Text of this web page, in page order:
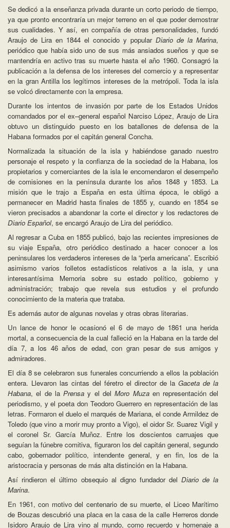
Se dedicó a la enseñanza privada durante un corto periodo de tiempo,
ya que pronto encontraría un mejor terreno en el que poder demostrar
sus cualidades. Y así, en compañía de otras personalidades, fundó
Araujo de Lira en 1844 el conocido y popularDiario de la Marina,
periódico que había sido uno de sus más ansiados sueños y que se
mantendría en activo tras su muerte hasta el año 1960. Consagró la
publicación a la defensa de los intereses del comercio y a representar
en la gran Antilla los legítimos intereses de la metrópoli. Toda la isla
se volcó directamente con la empresa.
Durante los intentos de invasión por parte de los Estados Unidos
comandados por el ex–general español Narciso López, Araujo de Lira
obtuvo un distinguido puesto en los batallones de defensa de la
Habana formados por el capitán general Concha.
Normalizada la situación de la isla y habiéndose ganado nuestro
personaje el respeto y la confianza de la sociedad de la Habana, los
propietarios y comerciantes de la isla le encomendaron el desempeño
de comisiones en la península durante los años 1848 y 1853. La
misión que le trajo a España en esta última época, le obligó a
permanecer en Madrid hasta finales de 1855 y, cuando en 1854 se
vieron precisados a abandonar la corte el director y los redactores de
Diario Español, se encargó Araujo de Lira del periódico.
Al regresar a Cuba en 1855 publicó, bajo las recientes impresiones de
su viaje España, otro periódico destinado a hacer conocer a los
peninsulares los verdaderos intereses de la “perla americana”. Escribió
asimismo varios folletos estadísticos relativos a la isla, y una
interesantísima Memoria sobre su estado político, gobierno y
administración; trabajo que revela sus estudios y el profundo
conocimiento de la materia que trataba.
Es además autor de algunas novelas y otras obras literarias.
Un lance de honor le ocasionó el 6 de mayo de 1861 una herida
mortal, a consecuencia de la cual falleció en la Habana en la tarde del
día 7, a los 46 años de edad, con gran pesar de sus amigos y
admiradores.
El día 8 se celebraron sus funerales concurriendo a ellos la población
entera. Llevaron las cintas del féretro el director de laGaceta de la
Habana, el de laPrensa y el delMoro Muzaen representación del
periodismo, y el poeta don Teodoro Guerrero en representación de las
letras. Formaron el duelo el marqués de Mariana, el conde Armildez de
Toledo (que vino a morir muy pronto a Vigo), el oidor Sr. Suarez Vigil y
el coronel Sr. García Muñoz. Entre los doscientos carruajes que
seguían la fúnebre comitiva, figuraron los del capitán general, segundo
cabo, gobernador político, intendente general, y en fin, los de la
aristocracia y personas de más alta distinción en la Habana.
Así rindieron el último obsequio al digno fundador delDiario de la
Marina.
En 1961, con motivo del centenario de su muerte, el Liceo Marítimo
de Bouzas descubrió una placa en la casa de la calle Herreros donde
Isidoro Araujo de Lira vino al mundo, como recuerdo y homenaje a